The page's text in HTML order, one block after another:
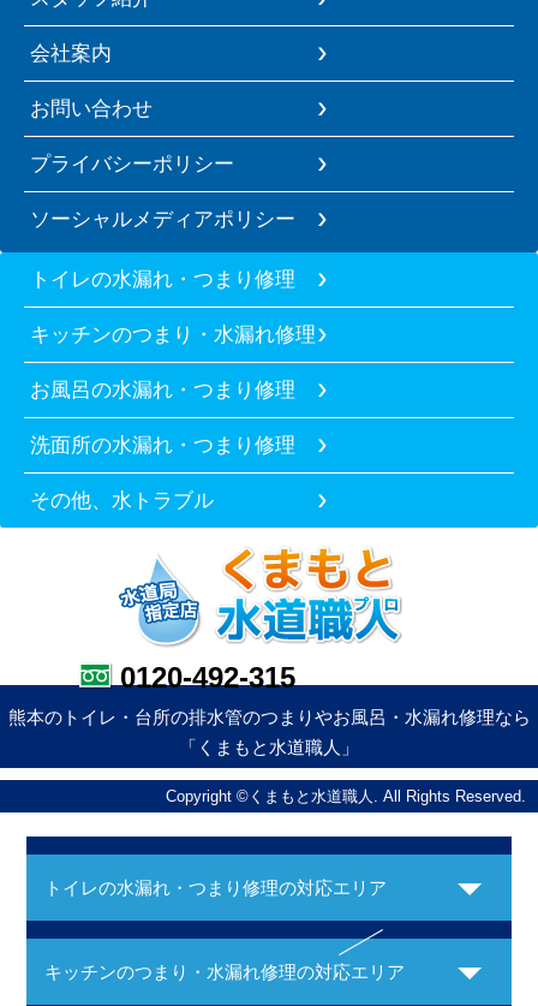
会社案内
お問い合わせ
プライバシーポリシー
ソーシャルメディアポリシー
トイレの水漏れ・つまり修理
キッチンのつまり・水漏れ修理
お風呂の水漏れ・つまり修理
洗面所の水漏れ・つまり修理
その他、水トラブル
0120-492-315
熊本のトイレ・台所の排水管のつまりやお風呂・水漏れ修理なら
「くまもと水道職人」
Copyright ©くまもと水道職人. All Rights Reserved.
トイレの水漏れ・つまり修理の対応エリア
キッチンのつまり・水漏れ修理の対応エリア